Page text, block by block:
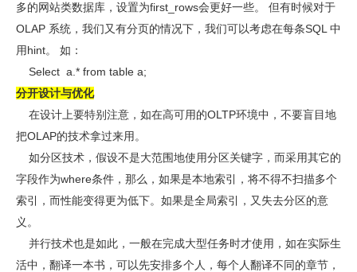
多的网站类数据库，设置为first_rows会更好一些。 但有时候对于
OLAP 系统，我们又有分页的情况下，我们可以考虑在每条SQL 中
用hint。 如：
Select a.* from table a;
分开设计与优化
在设计上要特别注意，如在高可用的OLTP环境中，不要盲目地
把OLAP的技术拿过来用。
如分区技术，假设不是大范围地使用分区关键字，而采用其它的
字段作为where条件，那么，如果是本地索引，将不得不扫描多个
索引，而性能变得更为低下。如果是全局索引，又失去分区的意
义。
并行技术也是如此，一般在完成大型任务时才使用，如在实际生
活中，翻译一本书，可以先安排多个人，每个人翻译不同的章节，